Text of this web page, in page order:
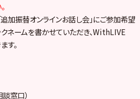
加振替オンラインお話し会」にご参加希望
ネームを書かせていただき、WithLIVE
す。
窓口）